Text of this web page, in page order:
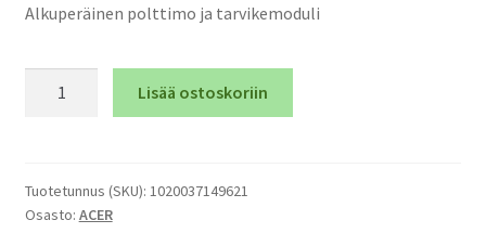
Alkuperäinen polttimo ja tarvikemoduli
polttimo
ja
Lisää ostoskoriin
Tuotetunnus (SKU): 1020037149621
Osasto: ACER